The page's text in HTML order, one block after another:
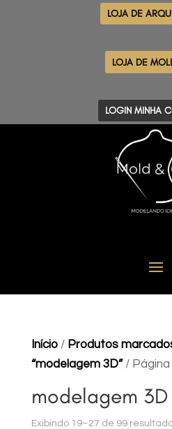
LOJA DE
LOJA DE
LOGIN MINHA
Início/ Produtos
“modelagem 3D”/ Página
modelagem 3D
Exibindo 19–27 de 99